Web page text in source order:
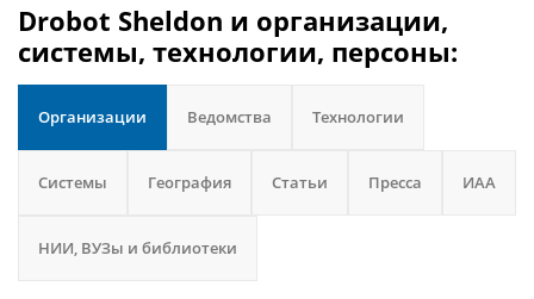
Drobot Sheldon и организации,
системы, технологии, персоны:
Организации Ведомства Технологии
Системы География Статьи Пресса ИАА
НИИ, ВУЗы и библиотеки